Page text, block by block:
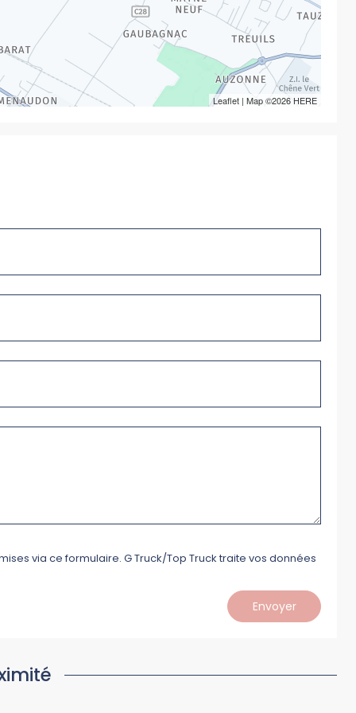
Leaflet | Map ©2026HERE
via ce formulaire. G Truck/Top Truck traite vos données
Envoyer